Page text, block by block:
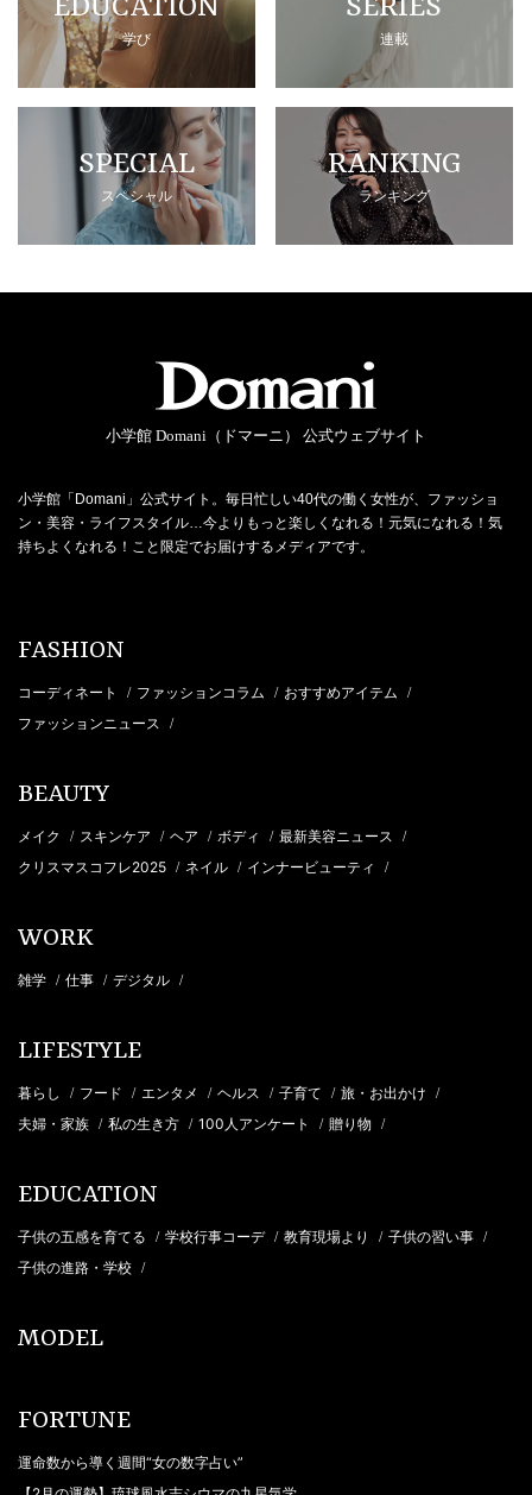
EDUCATION
学び
SERIES
連載
SPECIAL
スペシャル
RANKING
ランキング
小学館 Domani（ドマーニ） 公式ウェブサイト
小学館「Domani」公式サイト。毎日忙しい40代の働く女性が、ファッショ
ン・美容・ライフスタイル…今よりもっと楽しくなれる！元気になれる！気
持ちよくなれる！こと限定でお届けするメディアです。
FASHION
コーディネート / ファッションコラム / おすすめアイテム /
ファッションニュース /
BEAUTY
メイク / スキンケア / ヘア / ボディ / 最新美容ニュース /
クリスマスコフレ2025 / ネイル / インナービューティ /
WORK
雑学 / 仕事 / デジタル /
LIFESTYLE
暮らし / フード / エンタメ / ヘルス / 子育て / 旅・お出かけ /
夫婦・家族 / 私の生き方 / 100人アンケート / 贈り物 /
EDUCATION
子供の五感を育てる / 学校行事コーデ / 教育現場より / 子供の習い事 /
子供の進路・学校 /
MODEL
FORTUNE
運命数から導く週間“女の数字占い”